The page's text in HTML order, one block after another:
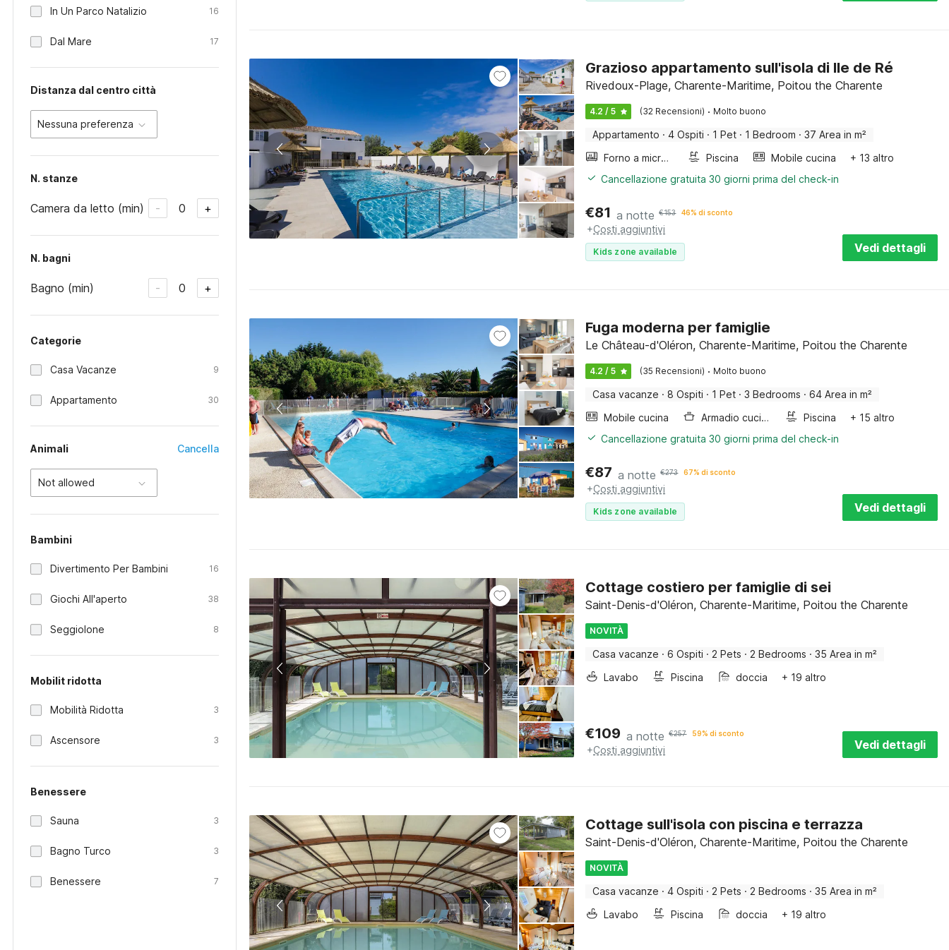
In Un Parco Natalizio 16
Dal Mare 17
Distanza dal centro città
Nessuna preferenza
N. stanze
Camera da letto (min) - 0 +
N. bagni
Bagno (min) - 0 +
Categorie
Casa Vacanze 9
Appartamento 30
Animali Cancella
Not allowed
Bambini
Divertimento Per Bambini 16
Giochi All'aperto 38
Seggiolone 8
Mobilit ridotta
Mobilità Ridotta 3
Ascensore 3
Benessere
Sauna 3
Bagno Turco 3
Benessere 7
Grazioso appartamento sull'isola di Ile de Ré
Rivedoux-Plage, Charente-Maritime, Poitou the Charente
4.2 / 5 (32 Recensioni) · Molto buono
Appartamento · 4 Ospiti · 1 Pet · 1 Bedroom · 37 Area in m²
Forno a microonde combinato
Piscina Mobile cucina
+ 13 altro
Cancellazione gratuita 30 giorni prima del check-in
€81 a notte €153 46% di sconto
+Costi aggiuntivi
Kids zone available Vedi dettagli
Fuga moderna per famiglie
Le Château-d'Oléron, Charente-Maritime, Poitou the Charente
4.2 / 5 (35 Recensioni) · Molto buono
Casa vacanze · 8 Ospiti · 1 Pet · 3 Bedrooms · 64 Area in m²
Mobile cucina
Armadio cucina Piscina
+ 15 altro
Cancellazione gratuita 30 giorni prima del check-in
€87 a notte €273 67% di sconto
+Costi aggiuntivi
Kids zone available Vedi dettagli
Cottage costiero per famiglie di sei
Saint-Denis-d'Oléron, Charente-Maritime, Poitou the Charente
NOVITÀ
Casa vacanze · 6 Ospiti · 2 Pets · 2 Bedrooms · 35 Area in m²
Lavabo
Piscina doccia + 19 altro
€109 a notte €257 59% di sconto
+Costi aggiuntivi Vedi dettagli
Cottage sull'isola con piscina e terrazza
Saint-Denis-d'Oléron, Charente-Maritime, Poitou the Charente
NOVITÀ
Casa vacanze · 4 Ospiti · 2 Pets · 2 Bedrooms · 35 Area in m²
Lavabo
Piscina doccia + 19 altro